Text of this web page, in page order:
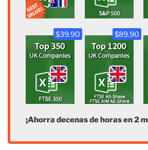
$39.90 $89.90
¡Ahorra decenas de horas en 2